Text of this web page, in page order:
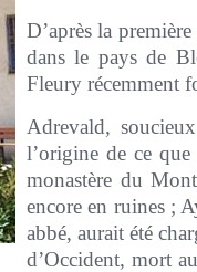
D’après la
dans le pays de
Fleury récemment
Adrevald,
l’origine de ce
monastère du
encore en ruines ;
abbé, aurait été
d’Occident, mort